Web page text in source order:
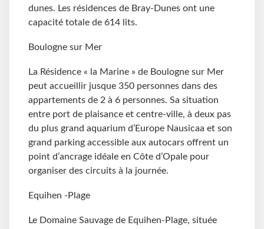
dunes. Les résidences de Bray-Dunes ont une
capacité totale de 614 lits.
Boulogne sur Mer
La Résidence « la Marine » de Boulogne sur Mer
peut accueillir jusque 350 personnes dans des
appartements de 2 à 6 personnes. Sa situation
entre port de plaisance et centre-ville, à deux pas
du plus grand aquarium d’Europe Nausicaa et son
grand parking accessible aux autocars offrent un
point d’ancrage idéale en Côte d’Opale pour
organiser des circuits à la journée.
Equihen -Plage
Le Domaine Sauvage de Equihen-Plage, située